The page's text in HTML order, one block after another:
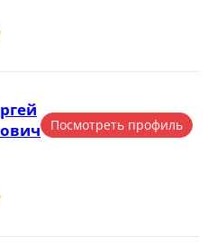
Посмотреть профиль